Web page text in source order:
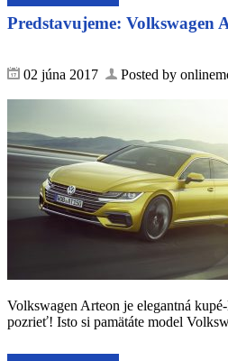
Predstavujeme: Volkswagen
02 júna 2017 Posted by
Volkswagen Arteon je elegantná
pozrieť! Isto si pamätáte model